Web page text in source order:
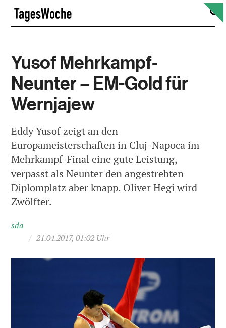
Skip
content
Yusof Mehrkampf-
Neunter – EM-Gold für
Wernjajew
Eddy Yusof zeigt an den
Europameisterschaften in Cluj-Napoca im
Mehrkampf-Final eine gute Leistung,
verpasst als Neunter den angestrebten
Diplomplatz aber knapp. Oliver Hegi wird
Zwölfter.
sda
/ 21.04.2017, 01:02 Uhr